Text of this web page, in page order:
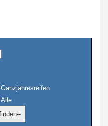
Ganzjahresreifen
Alle